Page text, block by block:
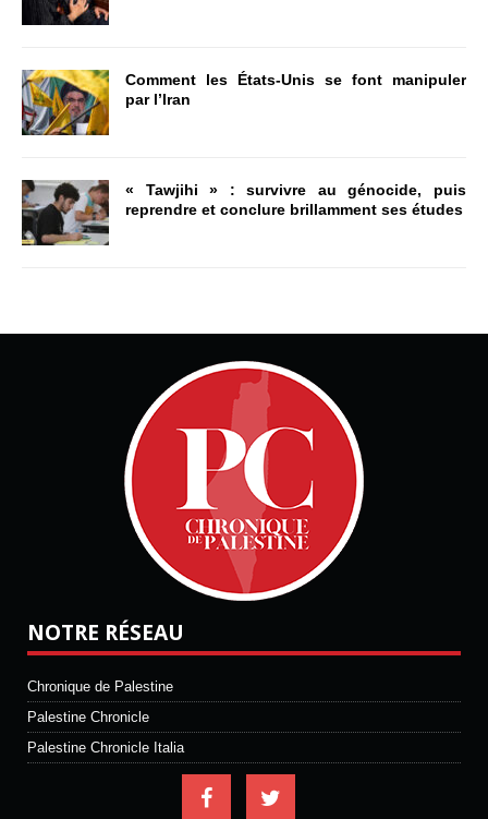
Comment les États-Unis se font manipuler
par l’Iran
« Tawjihi » : survivre au génocide, puis
reprendre et conclure brillamment ses études
NOTRE RÉSEAU
Chronique de Palestine
Palestine Chronicle
Palestine Chronicle Italia